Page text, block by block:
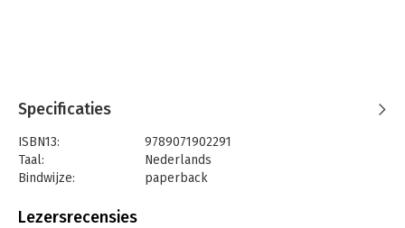
Specificaties
ISBN13:
9789071902291
Taal:
Nederlands
Bindwijze:
paperback
Uitgever:
Lezersrecensies